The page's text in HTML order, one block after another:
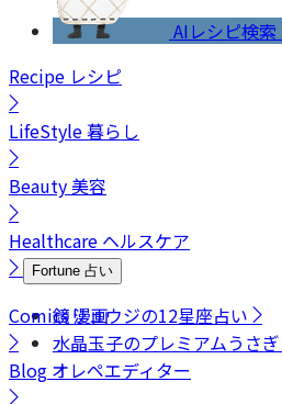
AIレシピ検索
Recipe レシピ
LifeStyle暮らし
Beauty美容
Healthcare ヘルスケア
Fortune 占い
鏡リュウジの12星座占い
水晶玉子のプレミアムうさ
Comics漫画
Blog オレペエディター